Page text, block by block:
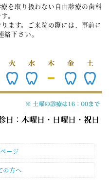
を取り扱わない自由診療の歯科
。
ます。ご来院の際には、事前に
絡下さい。
ージ
の方へ